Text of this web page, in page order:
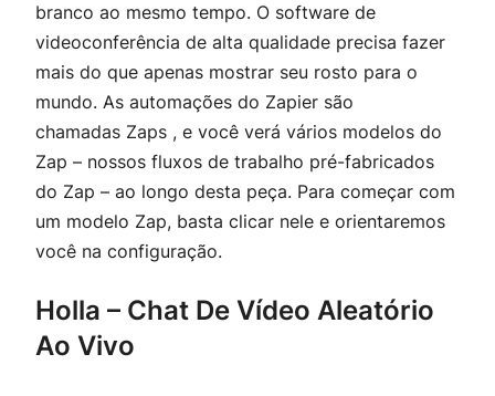
branco ao mesmo tempo. O software de
videoconferência de alta qualidade precisa fazer
mais do que apenas mostrar seu rosto para o
mundo. As automações do Zapier são
chamadas Zaps , e você verá vários modelos do
Zap – nossos fluxos de trabalho pré-fabricados
do Zap – ao longo desta peça. Para começar com
um modelo Zap, basta clicar nele e orientaremos
você na configuração.
Holla – Chat De Vídeo Aleatório
Ao Vivo